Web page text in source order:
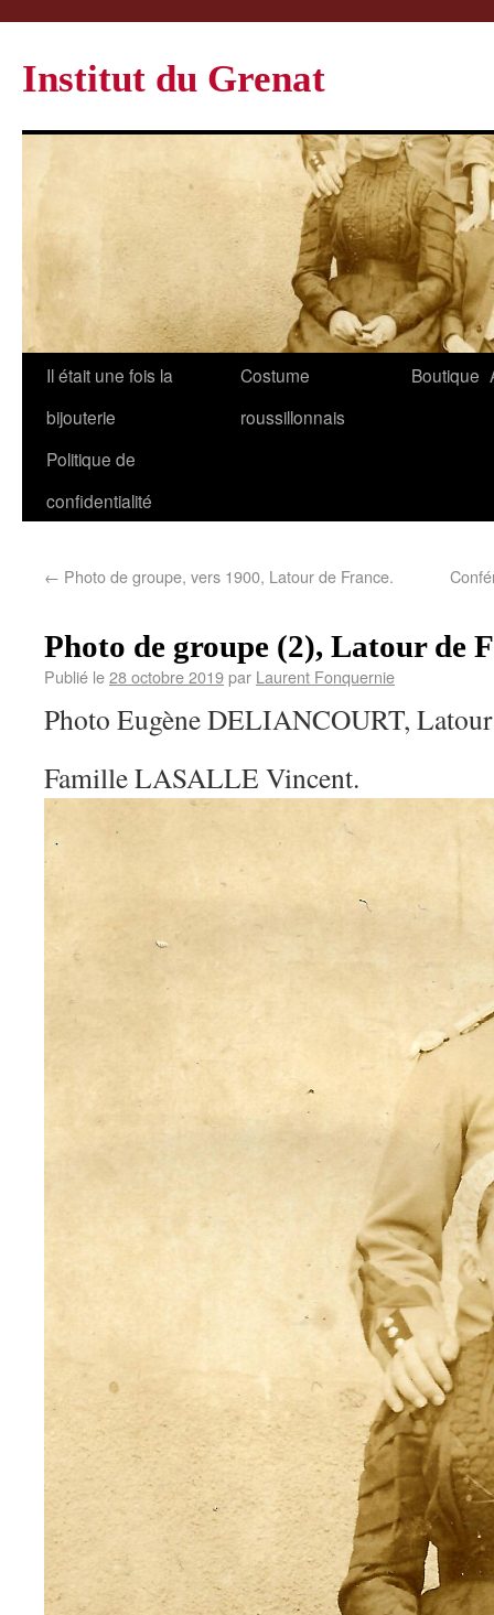
Institut du Grenat
Il était une fois la
bijouterie
Costume
roussillonnais
Boutique
Politique de
confidentialité
← Photo de groupe, vers 1900, Latour de France.
Photo de groupe (2), Latour de
Publié le28 octobre 2019par Laurent Fonquernie
Photo Eugène DELIANCOURT,
Famille LASALLE Vincent.